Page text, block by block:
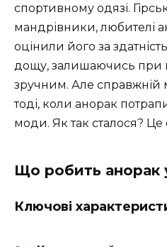
спортивному одязі.
мандрівники, любителі
оцінили його за
дощу, залишаючись при
зручним. Але справжній
тоді, коли анорак
моди. Як так сталося?
Що робить анорак
Ключові